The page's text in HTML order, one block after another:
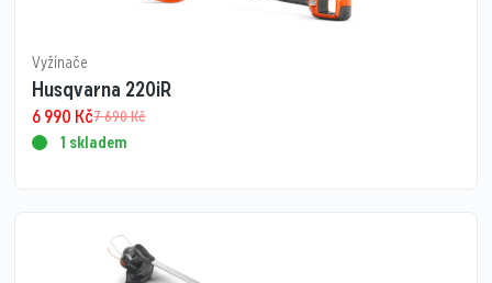
Vyžínače
Husqvarna 220iR
7 690Kč
6 990 Kč
1 skladem